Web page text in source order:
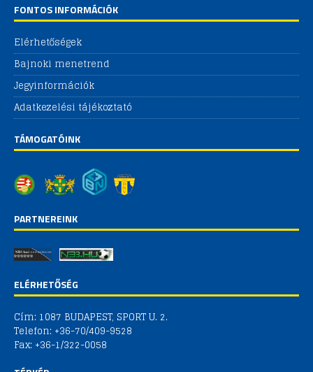
FONTOS INFORMÁCIÓK
Elérhetőségek
Bajnoki menetrend
Jegyinformációk
Adatkezelési tájékoztató
TÁMOGATÓINK
PARTNEREINK
ELÉRHETŐSÉG
Cím: 1087 BUDAPEST, SPORT U. 2.
Telefon: +36-70/409-9528
Fax: +36-1/322-0058